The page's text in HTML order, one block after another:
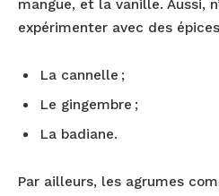
mangue, et la vanille. Aussi,
expérimenter avec des
La cannelle ;
Le gingembre ;
La badiane.
Par ailleurs, les agrumes